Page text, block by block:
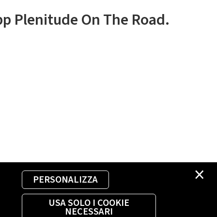
×
PERSONALIZZA
USA SOLO I COOKIE
NECESSARI
Plenitude On The Road.